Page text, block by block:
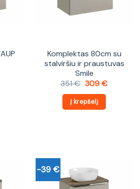
€.
Komplektas 80cm su
stalviršiu ir praustuvas
Smile
351€ Original
was:
351 €.
309€Current
Į krepšelį
-39 €